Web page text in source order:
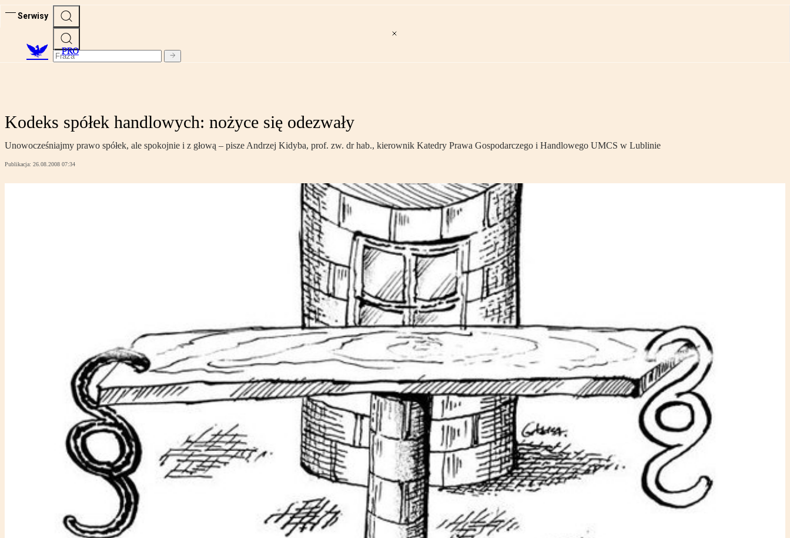
Serwisy
PRO
Kodeks spółek handlowych: nożyce się odezwały
Unowocześniajmy prawo spółek, ale spokojnie i z głową – pisze Andrzej Kidyba, prof. zw. dr hab., kierownik Katedry Prawa Gospodarczego i Handlowego UMCS w Lublinie
Publikacja: 26.08.2008 07:34